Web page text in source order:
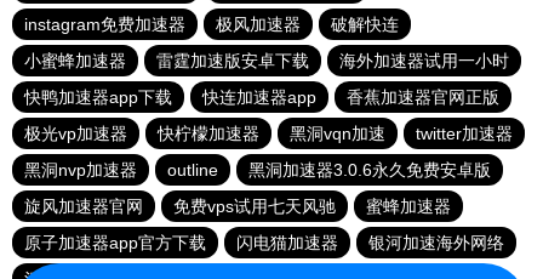
instagram免费加速器
极风加速器
破解快连
小蜜蜂加速器
雷霆加速版安卓下载
海外加速器试用一小时
快鸭加速器app下载
快连加速器app
香蕉加速器官网正版
极光vp加速器
快柠檬加速器 黑洞vqn加速
twitter加速器
黑洞nvp加速器
outline
黑洞加速器3.0.6永久免费安卓版
旋风加速器官网
免费vps试用七天风驰
蜜蜂加速器
原子加速器app官方下载
闪电猫加速器
银河加速海外网络